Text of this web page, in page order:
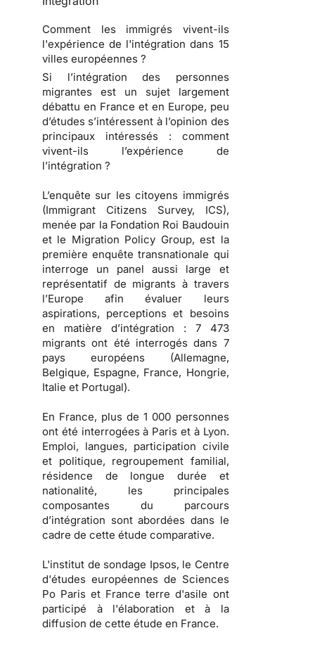
Comment les immigrés vivent-ils
l'expérience de l'intégration dans 15
villes européennes ?
Si l’intégration des personnes
migrantes est un sujet largement
débattu en France et en Europe, peu
d’études s’intéressent à l’opinion des
principaux intéressés : comment
vivent-ils l’expérience de
l’intégration ?
L’enquête sur les citoyens immigrés
(Immigrant Citizens Survey, ICS),
menée par la Fondation Roi Baudouin
et le Migration Policy Group, est la
première enquête transnationale qui
interroge un panel aussi large et
représentatif de migrants à travers
l’Europe afin évaluer leurs
aspirations, perceptions et besoins
en matière d’intégration : 7 473
migrants ont été interrogés dans 7
pays européens (Allemagne,
Belgique, Espagne, France, Hongrie,
Italie et Portugal).
En France, plus de 1 000 personnes
ont été interrogées à Paris et à Lyon.
Emploi, langues, participation civile
et politique, regroupement familial,
résidence de longue durée et
nationalité, les principales
composantes du parcours
d’intégration sont abordées dans le
cadre de cette étude comparative.
L'institut de sondage Ipsos, le Centre
d'études européennes de Sciences
Po Paris et France terre d'asile ont
participé à l'élaboration et à la
diffusion de cette étude en France.